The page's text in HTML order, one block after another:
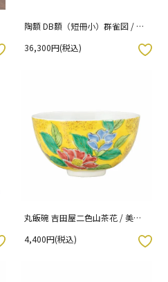
陶額 DB額（短冊小）群雀図 / 中
36,300円(税込)
お気に入りボタン
丸飯碗 吉田屋二色山茶花 / 美山
4,400円(税込)
お気に入りボタン